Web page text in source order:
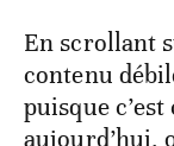
En scrollant
contenu
puisque
aujourd’hui,